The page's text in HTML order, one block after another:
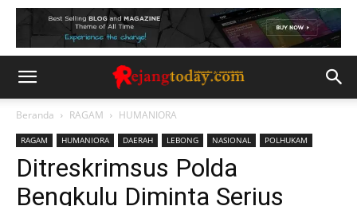
Beranda RAGAM HUMANIORA
RAGAM HUMANIORA DAERAH LEBONG NASIONAL POLHUKAM
Ditreskrimsus Polda
Bengkulu Diminta Serius